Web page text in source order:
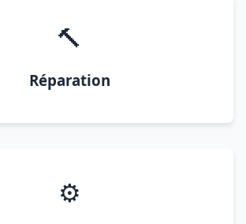
🔨
Réparation
⚙️